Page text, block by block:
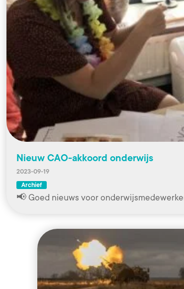
Nieuw CAO-akkoord onderwijs
2023-09-19
Archief
📢 Goed nieuws voor